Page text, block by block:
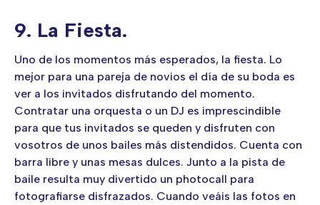
9. La Fiesta.
Uno de los momentos más esperados, la fiesta. Lo
mejor para una pareja de novios el día de su boda es
ver a los invitados disfrutando del momento.
Contratar una orquesta o un DJ es imprescindible
para que tus invitados se queden y disfruten con
vosotros de unos bailes más distendidos. Cuenta con
barra libre y unas mesas dulces. Junto a la pista de
baile resulta muy divertido un photocall para
fotografiarse disfrazados. Cuando veáis las fotos en